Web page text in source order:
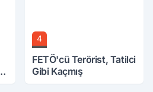
4
FETÖ'cü Terörist, Tatilci
Gibi Kaçmış